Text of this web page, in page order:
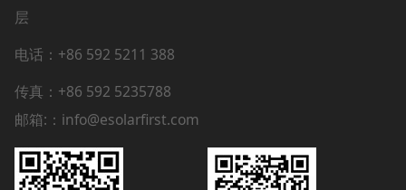
层
电话：+86 592 5211 388
传真：+86 592 5235788
邮箱:：info@esolarfirst.com